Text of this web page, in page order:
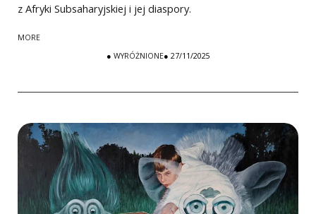
z Afryki Subsaharyjskiej i jej diaspory.
MORE
● WYRÓŻNIONE● 27/11/2025